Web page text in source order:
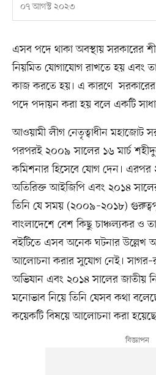
০৭ আগস্ট ২০২৩
এসব পদে থাকা অবস্থায় সরকারের
নিয়মিত যোগাযোগ রাখতে হয় এবং
কাজ করতে হয়। এ কারণে সরকারের
পদে পদায়ন করা হয় বলে একটি
আওয়ামী লীগ নেতৃত্বাধীন মহাজোট
পরপরই ২০০৯ সালের ১৬ মার্চ
কমিশনার হিসেবে যোগ দেন। এরপর
অতিরিক্ত আইজিপি এবং ২০১৪
তিনি যে সময় (২০০৯–২০১৮)
বাংলাদেশে বেশ কিছু চাঞ্চল্যকর ও
বইটিতে এসব অনেক ঘটনার উল্লেখ
আলোচনা করার সুযোগ নেই।
অভিযান এবং ২০১৪ সালের জাতীয়
মনোভাব নিয়ে তিনি যেসব কথা
কয়েকটি বিষয়ে আলোচনা করা